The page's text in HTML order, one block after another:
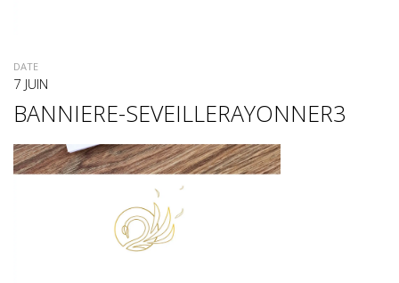
DATE
7 JUIN
BANNIERE-SEVEILLERAYONNER3